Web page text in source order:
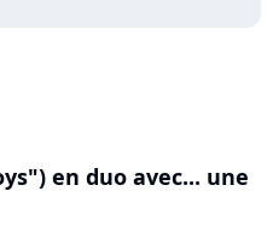
en duo avec... une